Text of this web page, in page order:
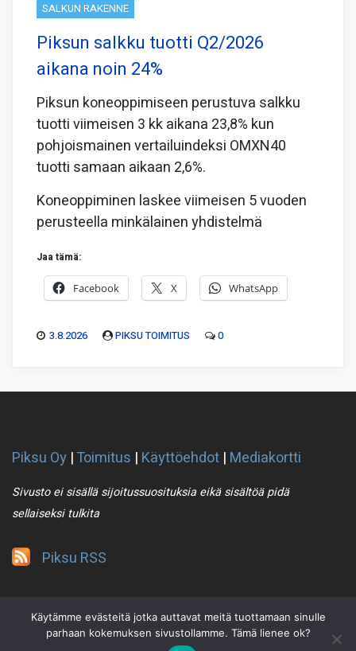
SALKUN RAKENNE
Piksun salkku tuotti Q2/2026
aikana noin 24%
Piksun koneoppimiseen perustuva salkku
tuotti viimeisen 3 kk aikana 23,8% kun
pohjoismainen vertailuindeksi OMXN40
tuotti samaan aikaan 2,6%.
Koneoppiminen laskee viimeisen 5 vuoden
perusteella minkälainen yhdistelmä
Jaa tämä:
Facebook X WhatsApp
3.8.2026 PIKSU TOIMITUS 0
Piksu Oy |Toimitus | Käyttöehdot | Mediakortti
Sivusto ei sisällä sijoitussuosituksia eikä sisältöä pidä
sellaiseksi tulkita
Piksu RSS
Käytämme evästeitä jotka auttavat meitä tuottamaan sinulle
parhaan kokemuksen sivustollamme. Tämä lienee ok?